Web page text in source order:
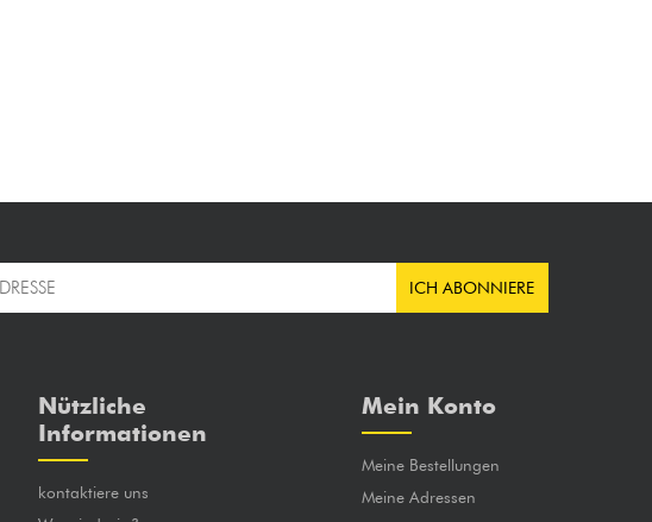
ICH ABONNIERE
Nützliche
Informationen
kontaktiere uns
Mein Konto
Meine Bestellungen
Meine Adressen